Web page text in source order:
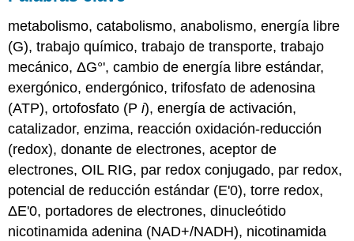
metabolismo, catabolismo, anabolismo, energía libre
(G), trabajo químico, trabajo de transporte, trabajo
mecánico, ΔG°', cambio de energía libre estándar,
exergónico, endergónico, trifosfato de adenosina
(ATP), ortofosfato (Pi), energía de activación,
catalizador, enzima, reacción oxidación-reducción
(redox), donante de electrones, aceptor de
electrones, OIL RIG, par redox conjugado, par redox,
potencial de reducción estándar (E'0), torre redox,
ΔE'0, portadores de electrones, dinucleótido
nicotinamida adenina (NAD+/NADH), nicotinamida